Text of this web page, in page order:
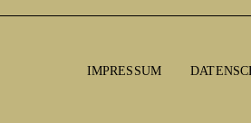
IMPRESSUM